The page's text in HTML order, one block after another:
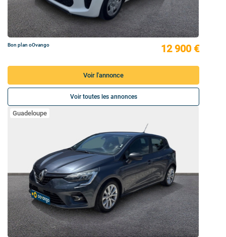
Bon plan oOvango 12 900 €
Voir l'annonce
Voir toutes les annonces
Guadeloupe